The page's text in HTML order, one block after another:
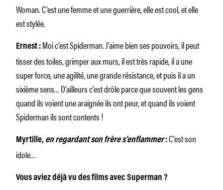
Woman. C’est une femme et une guerrière, elle est cool, et elle
est stylée.
Ernest : Moi c’est Spiderman. J’aime bien ses pouvoirs, il peut
tisser des toiles, grimper aux murs, il est très rapide, il a une
super force, une agilité, une grande résistance, et puis il a un
sixième sens… D’ailleurs c’est drôle parce que souvent les gens
quand ils voient une araignée ils ont peur, et quand ils voient
Spiderman ils sont contents !
Myrtille, en regardant son frère s’enflammer:C’est son
idole…
Vous aviez déjà vu des films avec Superman ?